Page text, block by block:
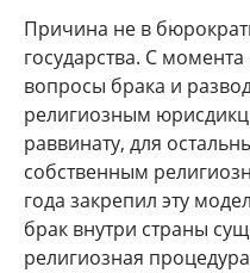
Причина не в
государства. С
вопросы брака и
религиозным
раввинату, для
собственным
года закрепил эту
брак внутри страны
религиозная